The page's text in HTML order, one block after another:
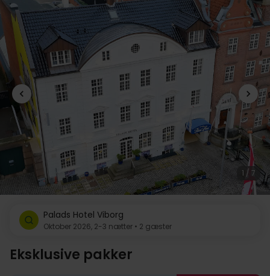
1 / 7
Palads Hotel Viborg
Oktober 2026, 2-3 nætter • 2 gæster
Eksklusive pakker